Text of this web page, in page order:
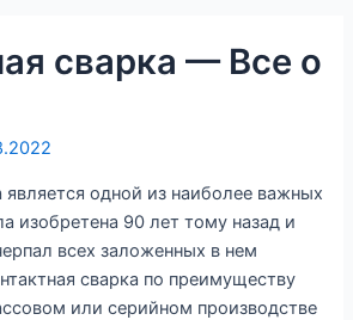
сварка — Все о
является одной из наиболее важных
изобретена 90 лет тому назад и
всех заложенных в нем
сварка по преимуществу
или серийном производстве